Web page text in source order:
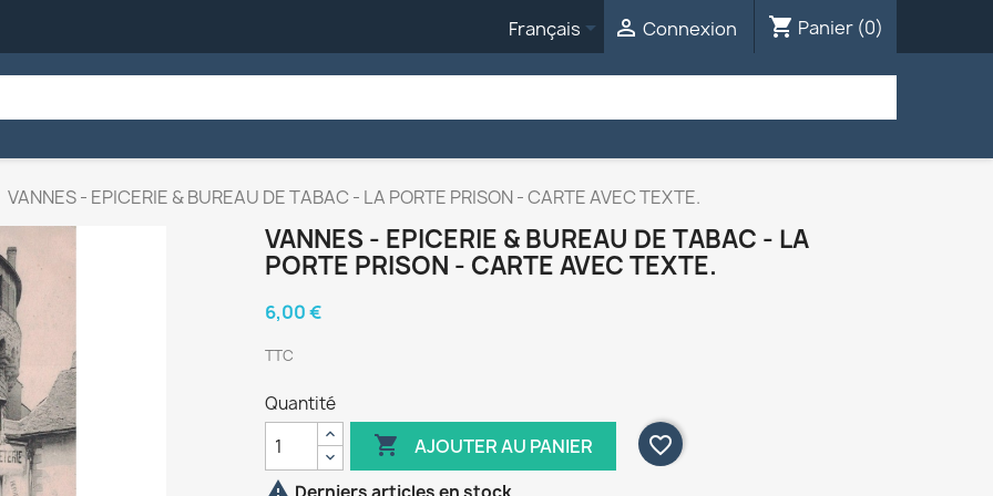
Français  Connexion shopping_cart Panier (0)
VANNES - EPICERIE & BUREAU DE TABAC - LA PORTE PRISON - CARTE AVEC TEXTE.
VANNES - EPICERIE & BUREAU DE TABAC - LA
PORTE PRISON - CARTE AVEC TEXTE.
6,00 €
TTC
Quantité
 AJOUTER AU PANIER
favorite_border